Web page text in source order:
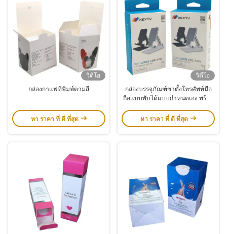
วิดีโอ
กล่องกาแฟที่พิมพ์ตามสี
หา ราคา ที่ ดี ที่สุด
วิดีโอ
กล่องบรรจุภัณฑ์ขาตั้งโทรศัพท์มือ
ถือแบบพับได้แบบกำหนดเอง พร้อม
การพิมพ์แบบปรับแต่งได้
หา ราคา ที่ ดี ที่สุด